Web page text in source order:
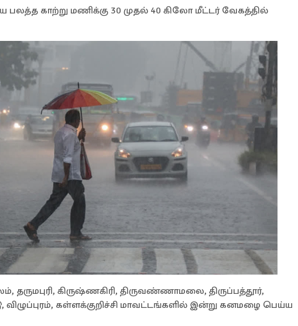
பலத்த காற்று மணிக்கு 30 முதல் 40 கிலோ மீட்டர் வேகத்தில்
தருமபுரி, கிருஷ்ணகிரி, திருவண்ணாமலை, திருப்பத்தூர்,
விழுப்புரம், கள்ளக்குறிச்சி மாவட்டங்களில் இன்று கனமழை பெய்ய